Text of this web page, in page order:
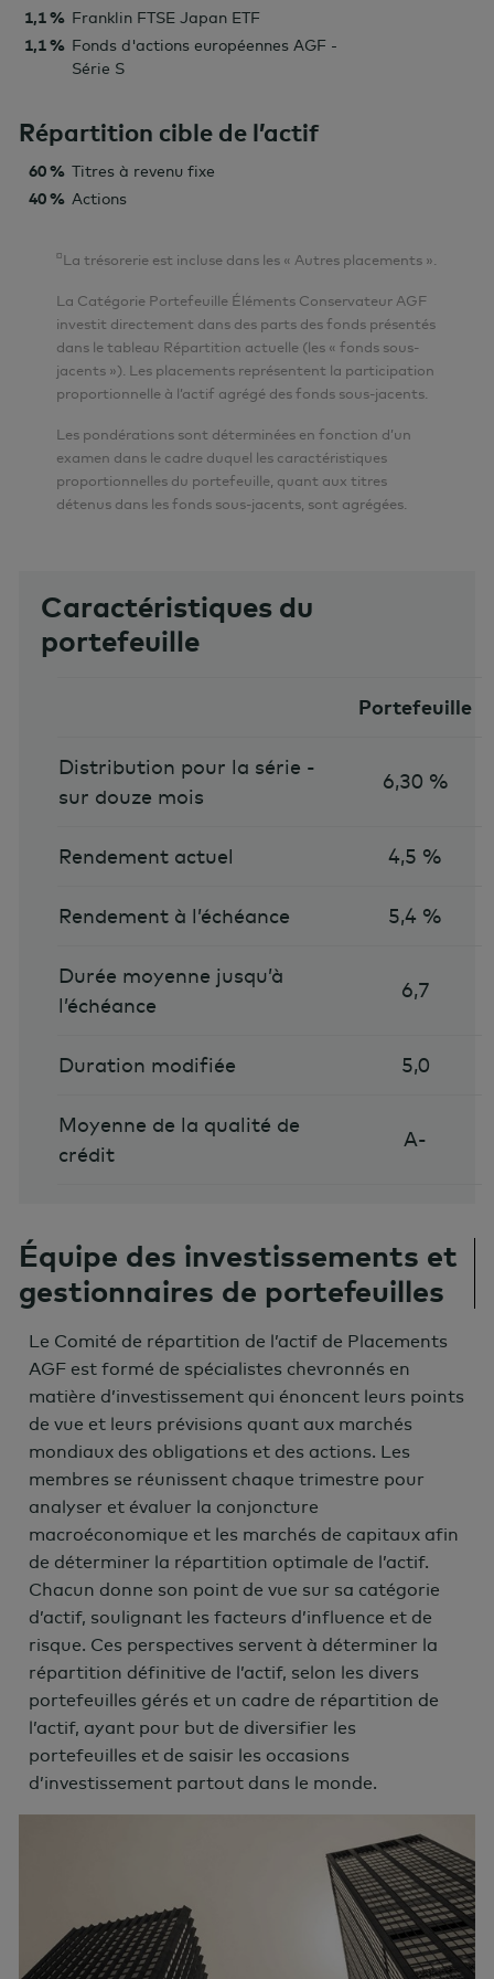
1,1 % Franklin FTSE Japan ETF
1,1 % Fonds d'actions européennes AGF -
Série S
Répartition cible de l’actif
60 % Titres à revenu fixe
40 % Actions
¤La trésorerie est incluse dans les « Autres placements ».
La Catégorie Portefeuille Éléments Conservateur AGF
investit directement dans des parts des fonds présentés
dans le tableau Répartition actuelle (les « fonds sous-
jacents »). Les placements représentent la participation
proportionnelle à l’actif agrégé des fonds sous-jacents.
Les pondérations sont déterminées en fonction d’un
examen dans le cadre duquel les caractéristiques
proportionnelles du portefeuille, quant aux titres
détenus dans les fonds sous-jacents, sont agrégées.
Caractéristiques du
portefeuille
Portefeuille
Distribution pour la série -
sur douze mois
6,30 %
Rendement actuel 4,5 %
Rendement à l’échéance 5,4 %
Durée moyenne jusqu’à
l’échéance
6,7
Duration modifiée 5,0
Moyenne de la qualité de
crédit
A-
Équipe des investissements et
gestionnaires de portefeuilles
Le Comité de répartition de l’actif de Placements
AGF est formé de spécialistes chevronnés en
matière d’investissement qui énoncent leurs points
de vue et leurs prévisions quant aux marchés
mondiaux des obligations et des actions. Les
membres se réunissent chaque trimestre pour
analyser et évaluer la conjoncture
macroéconomique et les marchés de capitaux afin
de déterminer la répartition optimale de l’actif.
Chacun donne son point de vue sur sa catégorie
d’actif, soulignant les facteurs d’influence et de
risque. Ces perspectives servent à déterminer la
répartition définitive de l’actif, selon les divers
portefeuilles gérés et un cadre de répartition de
l’actif, ayant pour but de diversifier les
portefeuilles et de saisir les occasions
d’investissement partout dans le monde.